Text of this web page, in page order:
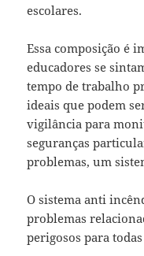
escolares.
Essa composição é
educadores se
tempo de trabalho
ideais que podem
vigilância para
seguranças
problemas, um
O sistema anti
problemas
perigosos para todas